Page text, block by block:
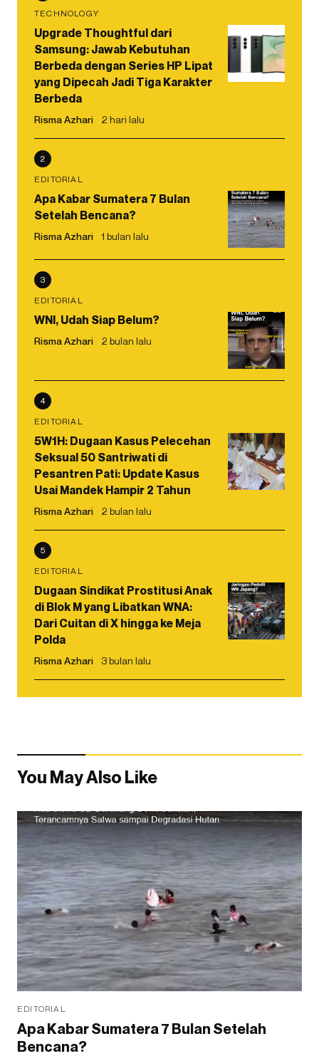
TECHNOLOGY
Upgrade Thoughtful dari
Samsung: Jawab Kebutuhan
Berbeda dengan Series HP Lipat
yang Dipecah Jadi Tiga Karakter
Berbeda
Risma Azhari 2 hari lalu
2
EDITORIAL
Apa Kabar Sumatera 7 Bulan
Setelah Bencana?
Risma Azhari 1 bulan lalu
3
EDITORIAL
WNI, Udah Siap Belum?
Risma Azhari 2 bulan lalu
4
EDITORIAL
5W1H: Dugaan Kasus Pelecehan
Seksual 50 Santriwati di
Pesantren Pati: Update Kasus
Usai Mandek Hampir 2 Tahun
Risma Azhari 2 bulan lalu
5
EDITORIAL
Dugaan Sindikat Prostitusi Anak
di Blok M yang Libatkan WNA:
Dari Cuitan di X hingga ke Meja
Polda
Risma Azhari 3 bulan lalu
You May Also Like
EDITORIAL
Apa Kabar Sumatera 7 Bulan Setelah
Bencana?